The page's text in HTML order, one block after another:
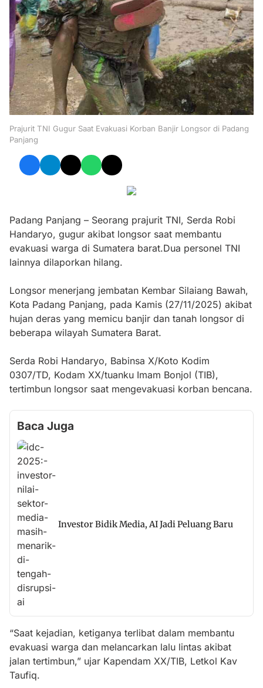
Prajurit TNI Gugur Saat Evakuasi Korban Banjir Longsor di Padang
Panjang
Padang Panjang – Seorang prajurit TNI, Serda Robi
Handaryo, gugur akibat longsor saat membantu
evakuasi warga di Sumatera barat.Dua personel TNI
lainnya dilaporkan hilang.
Longsor menerjang jembatan Kembar Silaiang Bawah,
Kota Padang Panjang, pada Kamis (27/11/2025) akibat
hujan deras yang memicu banjir dan tanah longsor di
beberapa wilayah Sumatera Barat.
Serda Robi Handaryo, Babinsa X/Koto Kodim
0307/TD, Kodam XX/tuanku Imam Bonjol (TIB),
tertimbun longsor saat mengevakuasi korban bencana.
Baca Juga
Investor Bidik Media, AI Jadi Peluang Baru
“Saat kejadian, ketiganya terlibat dalam membantu
evakuasi warga dan melancarkan lalu lintas akibat
jalan tertimbun,” ujar Kapendam XX/TIB, Letkol Kav
Taufiq.